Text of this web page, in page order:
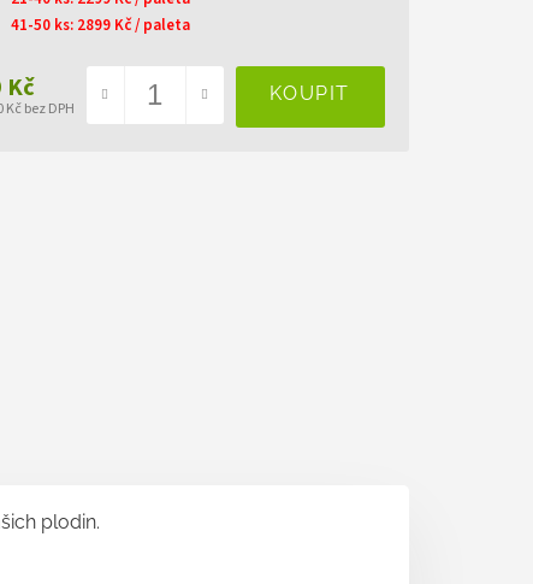
Kč
Kčbez DPH
41-50 ks: 2899 Kč / paleta
plodin.